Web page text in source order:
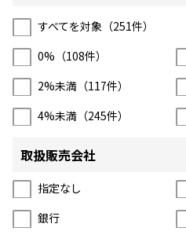
すべてを対象（251件）
0%（108件）
2%未満（117件）
4%未満（245件）
取扱販売会社
指定なし
銀行